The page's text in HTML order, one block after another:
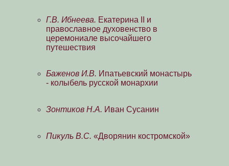
Г.В. Ибнеева. Екатерина II и
православное духовенство в
церемониале высочайшего
путешествия
Баженов И.В. Ипатьевский монастырь
- колыбель русской монархии
Зонтиков Н.А. Иван Сусанин
Пикуль В.С. «Дворянин костромской»